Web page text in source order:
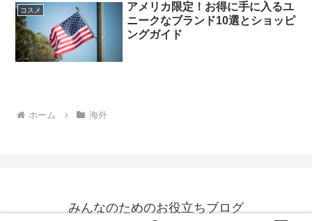
コスメ
アメリカ限定！お得に手に入るユ
ニークなブランド10選とショッピ
ングガイド
ホーム 海外
みんなのためのお役立ちブログ